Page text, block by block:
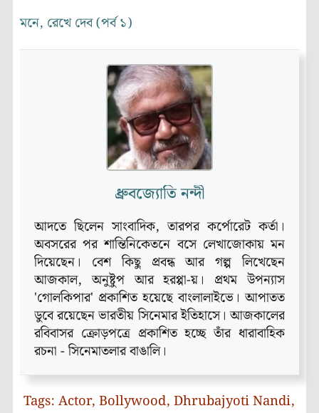
মনে, রেখে দেব (পর্ব ১)
ধ্রুবজ্যোতি নন্দী
আদতে ছিলেন সাংবাদিক, তারপর কর্পোরেট কর্তা।
অবসরের পর শান্তিনিকেতনে বসে লেখাজোকায় মন
দিয়েছেন। বেশ কিছু প্রবন্ধ আর গল্প লিখেছেন
আজকাল, অনুষ্টুপ আর হরপ্পা-য়। প্রথম উপন্যাস
'গোলকিপার' প্রকাশিত হয়েছে বাংলালাইভে। আপাতত
ডুবে রয়েছেন ভারতীয় সিনেমার ইতিহাসে। আজকালের
রবিবাসর ক্রোড়পত্রে প্রকাশিত হচ্ছে তাঁর ধারাবাহিক
রচনা - সিনেমাতলার বাঙালি।
Tags: Actor, Bollywood, Dhrubajyoti Nandi,